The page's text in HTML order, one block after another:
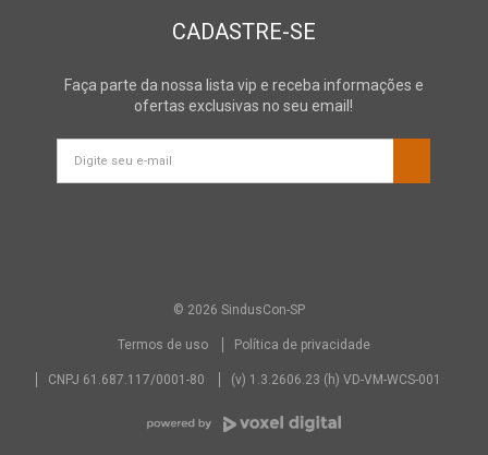
CADASTRE-SE
Faça parte da nossa lista vip e receba informações e
ofertas exclusivas no seu email!
© 2026 SindusCon-SP
Termos de uso Política de privacidade
CNPJ 61.687.117/0001-80 (v) 1.3.2606.23 (h) VD-VM-WCS-001